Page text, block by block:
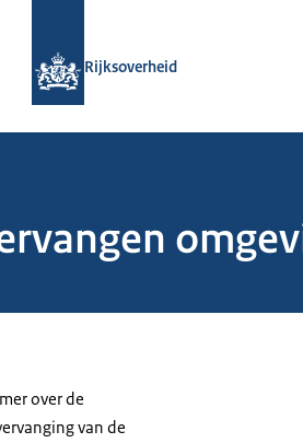
Rijksoverheid
over de
van de